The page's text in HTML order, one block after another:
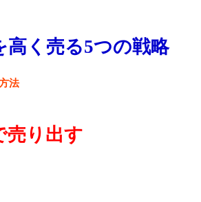
高く売る5つの戦略
法
り出す